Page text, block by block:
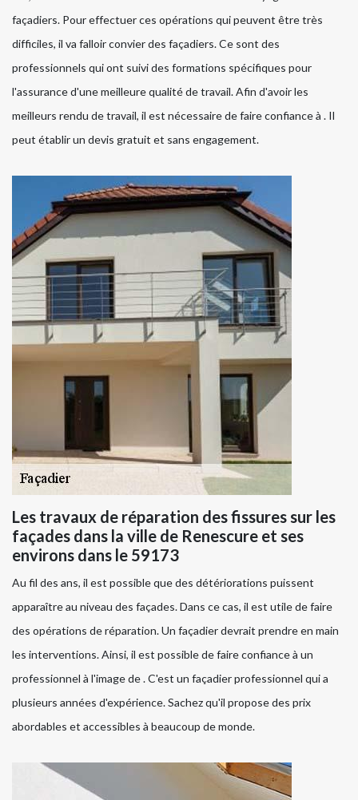
façadiers. Pour effectuer ces opérations qui peuvent être très
difficiles, il va falloir convier des façadiers. Ce sont des
professionnels qui ont suivi des formations spécifiques pour
l'assurance d'une meilleure qualité de travail. Afin d'avoir les
meilleurs rendu de travail, il est nécessaire de faire confiance à . Il
peut établir un devis gratuit et sans engagement.
Les travaux de réparation des fissures sur les
façades dans la ville de Renescure et ses
environs dans le 59173
Au fil des ans, il est possible que des détériorations puissent
apparaître au niveau des façades. Dans ce cas, il est utile de faire
des opérations de réparation. Un façadier devrait prendre en main
les interventions. Ainsi, il est possible de faire confiance à un
professionnel à l'image de . C'est un façadier professionnel qui a
plusieurs années d'expérience. Sachez qu'il propose des prix
abordables et accessibles à beaucoup de monde.